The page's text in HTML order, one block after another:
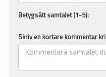
Betygsätt samtalet (1-5):
Skriv en kortare kommentar